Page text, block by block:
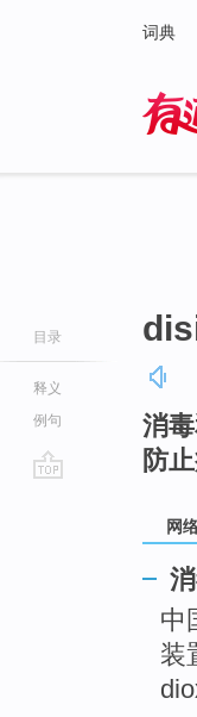
词典
目录
释义
例句
消
防
网
中
装